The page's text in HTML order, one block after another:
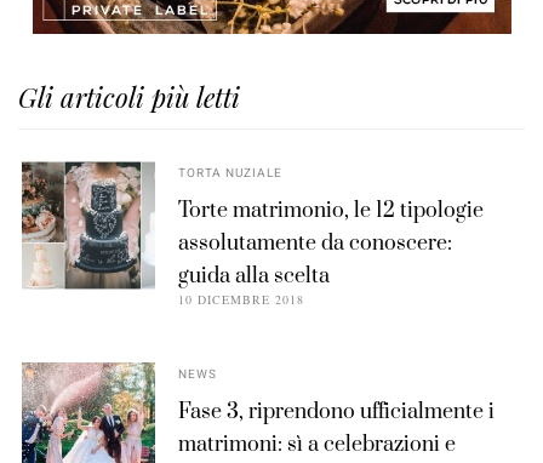
Gli articoli più letti
TORTA NUZIALE
Torte matrimonio, le 12 tipologie
assolutamente da conoscere:
guida alla scelta
10 DICEMBRE 2018
NEWS
Fase 3, riprendono ufficialmente i
matrimoni: sì a celebrazioni e